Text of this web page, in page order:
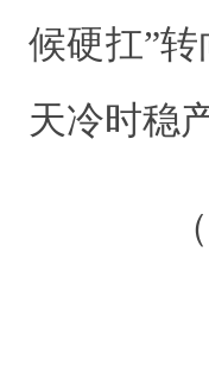
候硬扛”
天冷时稳